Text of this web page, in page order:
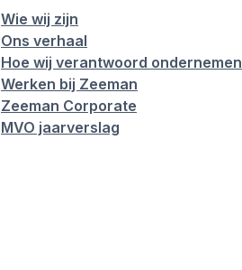
Wie wij zijn
Ons verhaal
Hoe wij verantwoord ondernemen
Werken bij Zeeman
Zeeman Corporate
MVO jaarverslag